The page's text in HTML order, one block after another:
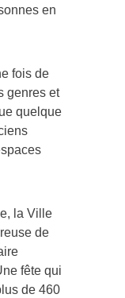
en
fois de
genres et
quelque
la Ville
de
fête qui
de 460